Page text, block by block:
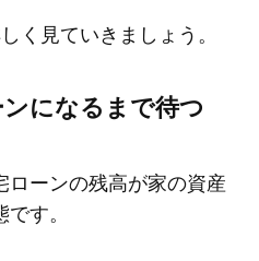
く見ていきましょう。
になるまで待つ
ーンの残高が家の資産
す。